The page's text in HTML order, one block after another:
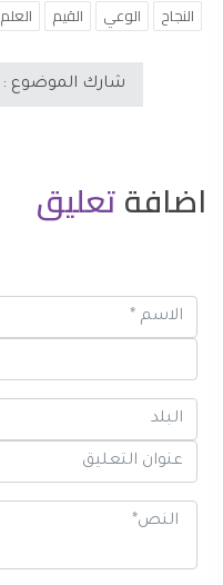
النجاح الوعي القيم العلم
شارك الموضوع :
اضافةتعليق